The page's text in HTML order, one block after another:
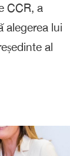
CCR, a
alegerea lui
al